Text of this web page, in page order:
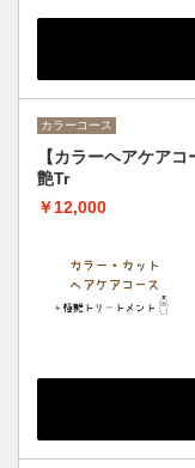
カラーコース
【カラーヘアケア
艶Tr
￥12,000